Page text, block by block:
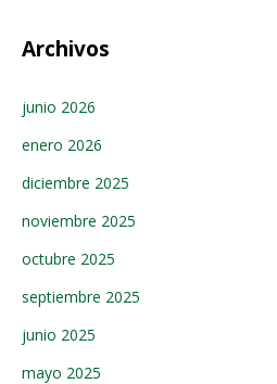
Archivos
junio 2026
enero 2026
diciembre 2025
noviembre 2025
octubre 2025
septiembre 2025
junio 2025
mayo 2025